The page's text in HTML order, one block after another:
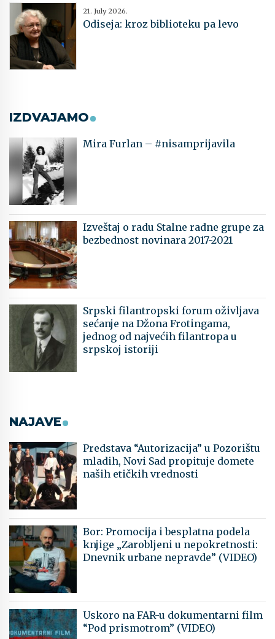
21. July 2026.
Odiseja: kroz biblioteku pa levo
IZDVAJAMO
Mira Furlan – #nisamprijavila
Izveštaj o radu Stalne radne grupe za
bezbednost novinara 2017-2021
Srpski filantropski forum oživljava
sećanje na Džona Frotingama,
jednog od najvećih filantropa u
srpskoj istoriji
NAJAVE
Predstava “Autorizacija” u Pozorištu
mladih, Novi Sad propituje domete
naših etičkih vrednosti
Bor: Promocija i besplatna podela
knjige „Zarobljeni u nepokretnosti:
Dnevnik urbane nepravde” (VIDEO)
Uskoro na FAR-u dokumentarni film
“Pod prismotrom” (VIDEO)